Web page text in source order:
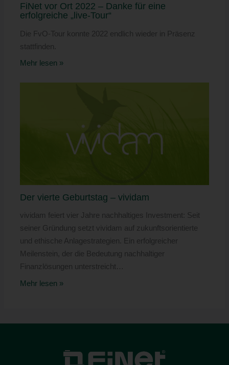
FiNet vor Ort 2022 – Danke für eine
erfolgreiche „live-Tour“
Die FvO-Tour konnte 2022 endlich wieder in Präsenz
stattfinden.
Mehr lesen »
Der vierte Geburtstag – vividam
vividam feiert vier Jahre nachhaltiges Investment: Seit
seiner Gründung setzt vividam auf zukunftsorientierte
und ethische Anlagestrategien. Ein erfolgreicher
Meilenstein, der die Bedeutung nachhaltiger
Finanzlösungen unterstreicht…
Mehr lesen »